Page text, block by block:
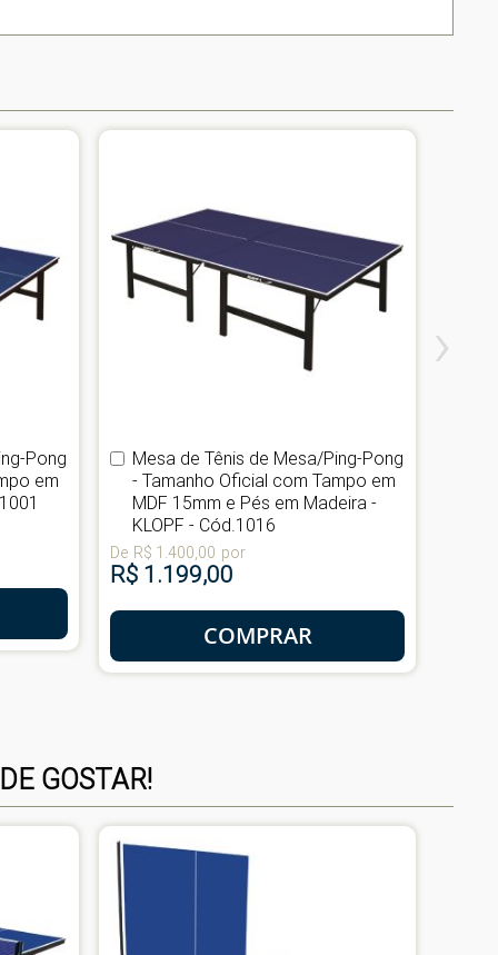
Pong
em
Mesa de Tênis de Mesa/Ping-Pong
- Tamanho Oficial com Tampo em
MDF 15mm e Pés em Madeira -
KLOPF - Cód.1016
De R$ 1.400,00 por
R$ 1.199,00
Comprar
COMPRAR
›
GOSTAR!